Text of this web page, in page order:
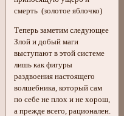
смерть (золотое яблочко)
Теперь заметим следующее
Злой и добый маги
выступают в этой системе
лишь как фигуры
раздвоения настоящего
волшебника, который сам
по себе не плох и не хорош,
а прежде всего, рационален.